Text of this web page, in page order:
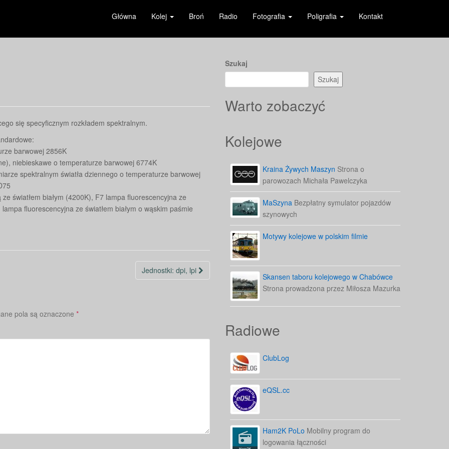
Główna Kolej Broń Radio Fotografia Poligrafia Kontakt
się specyficznym rozkładem spektralnym.
barwowej 2856K
niebieskawe o temperaturze barwowej 6774K
spektralnym światła dziennego o temperaturze barwowej
światłem białym (4200K), F7 lampa fluorescencyjna ze
fluorescencyjna ze światłem białym o wąskim paśmie
Jednostki: dpi, lpi
pola są oznaczone *
Szukaj
Szukaj
Warto zobaczyć
Kolejowe
Kraina Żywych Maszyn Strona o
parowozach Michała Pawelczyka
MaSzyna Bezpłatny symulator pojazdów
szynowych
Motywy kolejowe w polskim filmie
Skansen taboru kolejowego w Chabówce
Strona prowadzona przez Miłosza Mazurka
Radiowe
ClubLog
eQSL.cc
Ham2K PoLo Mobilny program do
logowania łączności